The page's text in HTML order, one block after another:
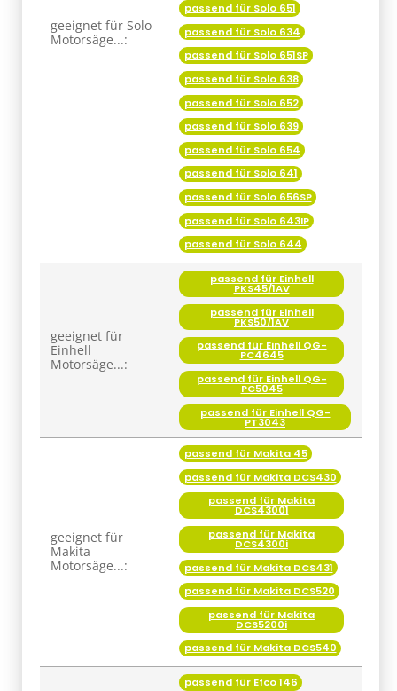
geeignet für Solo
Motorsäge...:
passend für Solo 651
passend für Solo 634
passend für Solo 651SP
passend für Solo 638
passend für Solo 652
passend für Solo 639
passend für Solo 654
passend für Solo 641
passend für Solo 656SP
passend für Solo 643IP
passend für Solo 644
geeignet für
Einhell
Motorsäge...:
passend für Einhell
PKS45/1AV
passend für Einhell
PKS50/1AV
passend für Einhell QG-
PC4645
passend für Einhell QG-
PC5045
passend für Einhell QG-
PT3043
geeignet für
Makita
Motorsäge...:
passend für Makita 45
passend für Makita DCS430
passend für Makita
DCS43001
passend für Makita
DCS4300i
passend für Makita DCS431
passend für Makita DCS520
passend für Makita
DCS5200i
passend für Makita DCS540
passend für Efco 146